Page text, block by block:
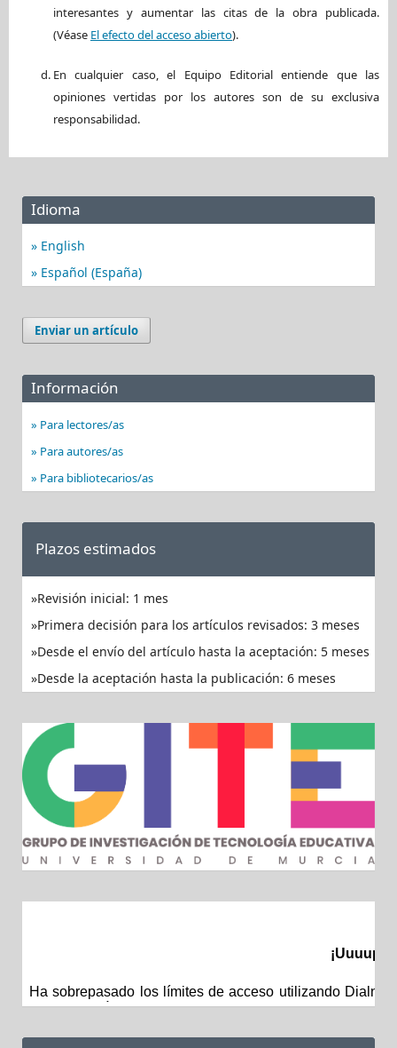
interesantes y aumentar las citas de la obra publicada.
(Véase El efecto del acceso abierto).
En cualquier caso, el Equipo Editorial entiende que las
opiniones vertidas por los autores son de su exclusiva
responsabilidad.
Idioma
English
Español (España)
Enviar un artículo
Información
Para lectores/as
Para autores/as
Para bibliotecarios/as
Plazos estimados
Revisión inicial: 1 mes
Primera decisión para los artículos revisados: 3 meses
Desde el envío del artículo hasta la aceptación: 5 meses
Desde la aceptación hasta la publicación: 6 meses